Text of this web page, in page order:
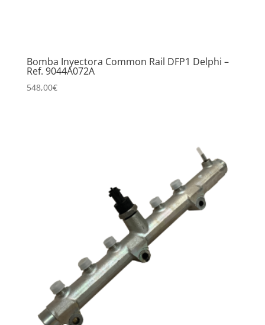
Bomba Inyectora Common Rail DFP1 Delphi –
Ref. 9044A072A
548,00€